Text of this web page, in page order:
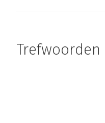
Trefwoorden